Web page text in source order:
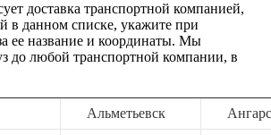
доставка транспортной компанией,
в данном списке, укажите при
ее название и координаты. Мы
до любой транспортной компании, в
Альметьевск